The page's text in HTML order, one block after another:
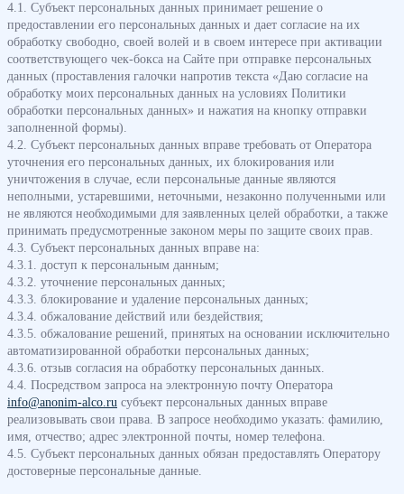
4.1. Субъект персональных данных принимает решение о
предоставлении его персональных данных и дает согласие на их
обработку свободно, своей волей и в своем интересе при активации
соответствующего чек-бокса на Сайте при отправке персональных
данных (проставления галочки напротив текста «Даю согласие на
обработку моих персональных данных на условиях Политики
обработки персональных данных» и нажатия на кнопку отправки
заполненной формы).
4.2. Субъект персональных данных вправе требовать от Оператора
уточнения его персональных данных, их блокирования или
уничтожения в случае, если персональные данные являются
неполными, устаревшими, неточными, незаконно полученными или
не являются необходимыми для заявленных целей обработки, а также
принимать предусмотренные законом меры по защите своих прав.
4.3. Субъект персональных данных вправе на:
4.3.1. доступ к персональным данным;
4.3.2. уточнение персональных данных;
4.3.3. блокирование и удаление персональных данных;
4.3.4. обжалование действий или бездействия;
4.3.5. обжалование решений, принятых на основании исключительно
автоматизированной обработки персональных данных;
4.3.6. отзыв согласия на обработку персональных данных.
4.4. Посредством запроса на электронную почту Оператора
info@anonim-alco.ru субъект персональных данных вправе
реализовывать свои права. В запросе необходимо указать: фамилию,
имя, отчество; адрес электронной почты, номер телефона.
4.5. Субъект персональных данных обязан предоставлять Оператору
достоверные персональные данные.